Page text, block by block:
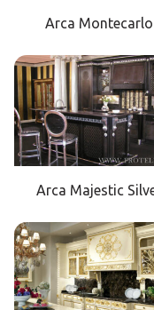
Arca Montecarlo
Arca Majestic